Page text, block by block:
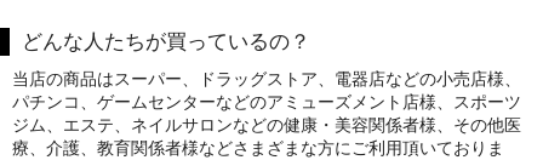
どんな人たちが買っているの？
当店の商品はスーパー、ドラッグストア、電器店などの小売店様、
パチンコ、ゲームセンターなどのアミューズメント店様、スポーツ
ジム、エステ、ネイルサロンなどの健康・美容関係者様、その他医
療、介護、教育関係者様などさまざまな方にご利用頂いておりま